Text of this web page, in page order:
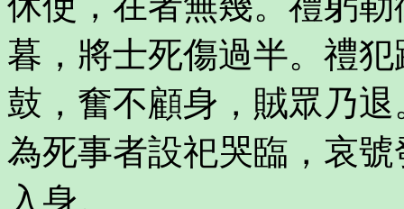
暮，將士死傷過半。禮
鼓，奮不顧身，賊眾乃
為死事者設祀哭臨，哀
入身。